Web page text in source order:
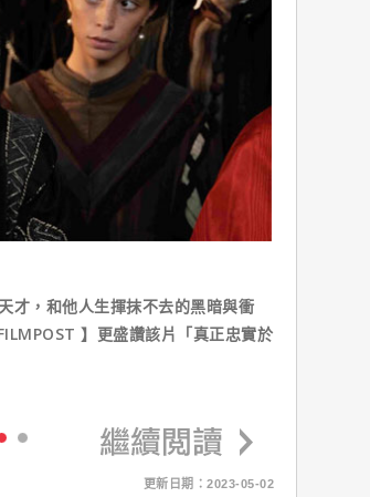
才，和他人生揮抹不去的黑暗與衝
】更盛讚該片「真正忠實於
更新日期：2023-05-02